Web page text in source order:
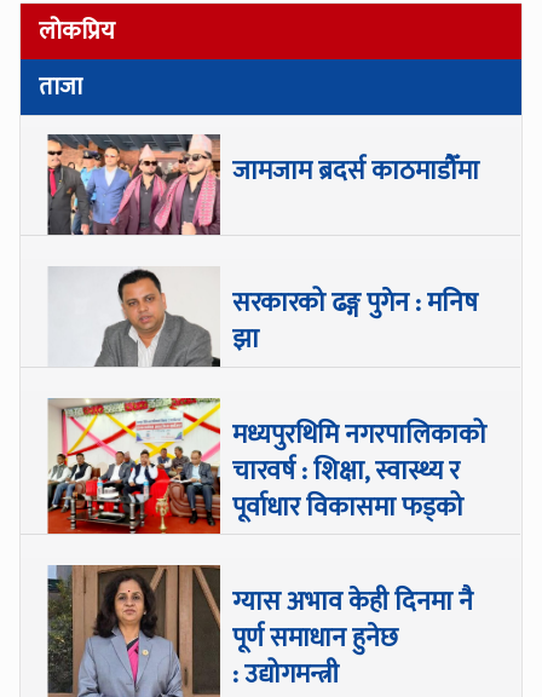
लोकप्रिय
ताजा
जामजाम ब्रदर्स काठमाडौँमा
सरकारको ढङ्ग पुगेन : मनिष
झा
मध्यपुरथिमि नगरपालिकाको
चारवर्ष : शिक्षा, स्वास्थ्य र
पूर्वाधार विकासमा फड्को
ग्यास अभाव केही दिनमा नै
पूर्ण समाधान हुनेछ
: उद्योगमन्त्री